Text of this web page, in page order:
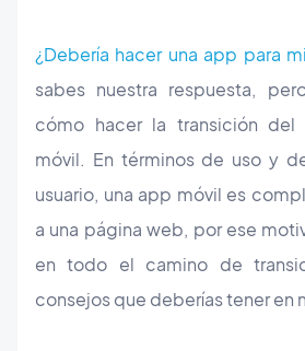
¿Debería hacer una app para
sabes nuestra respuesta,
cómo hacer la transición
móvil. En términos de uso y
usuario, una app móvil es
a una página web, por ese
en todo el camino de
consejos que deberías tener en